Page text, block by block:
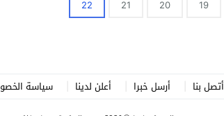
19
20
21
22
أتصل بنا أرسل خبرا أعلن لدينا سياسة